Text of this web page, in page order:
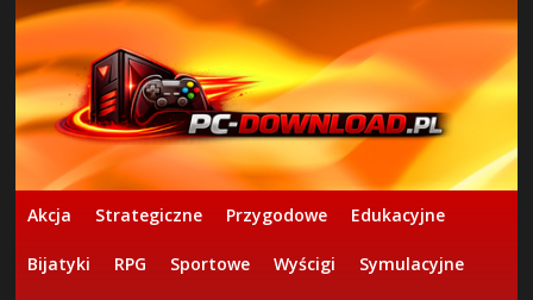
Akcja Strategiczne Przygodowe Edukacyjne
Bijatyki RPG Sportowe Wyścigi Symulacyjne